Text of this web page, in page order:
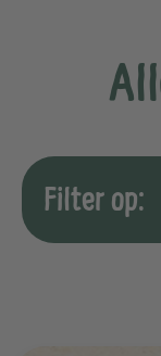
Filter op: